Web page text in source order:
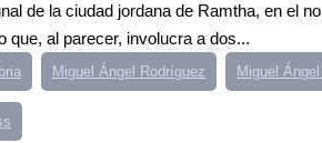
de la ciudad jordana de Ramtha, en el
que, al parecer, involucra a dos...
Miguel Ángel Rodríguez Miguel